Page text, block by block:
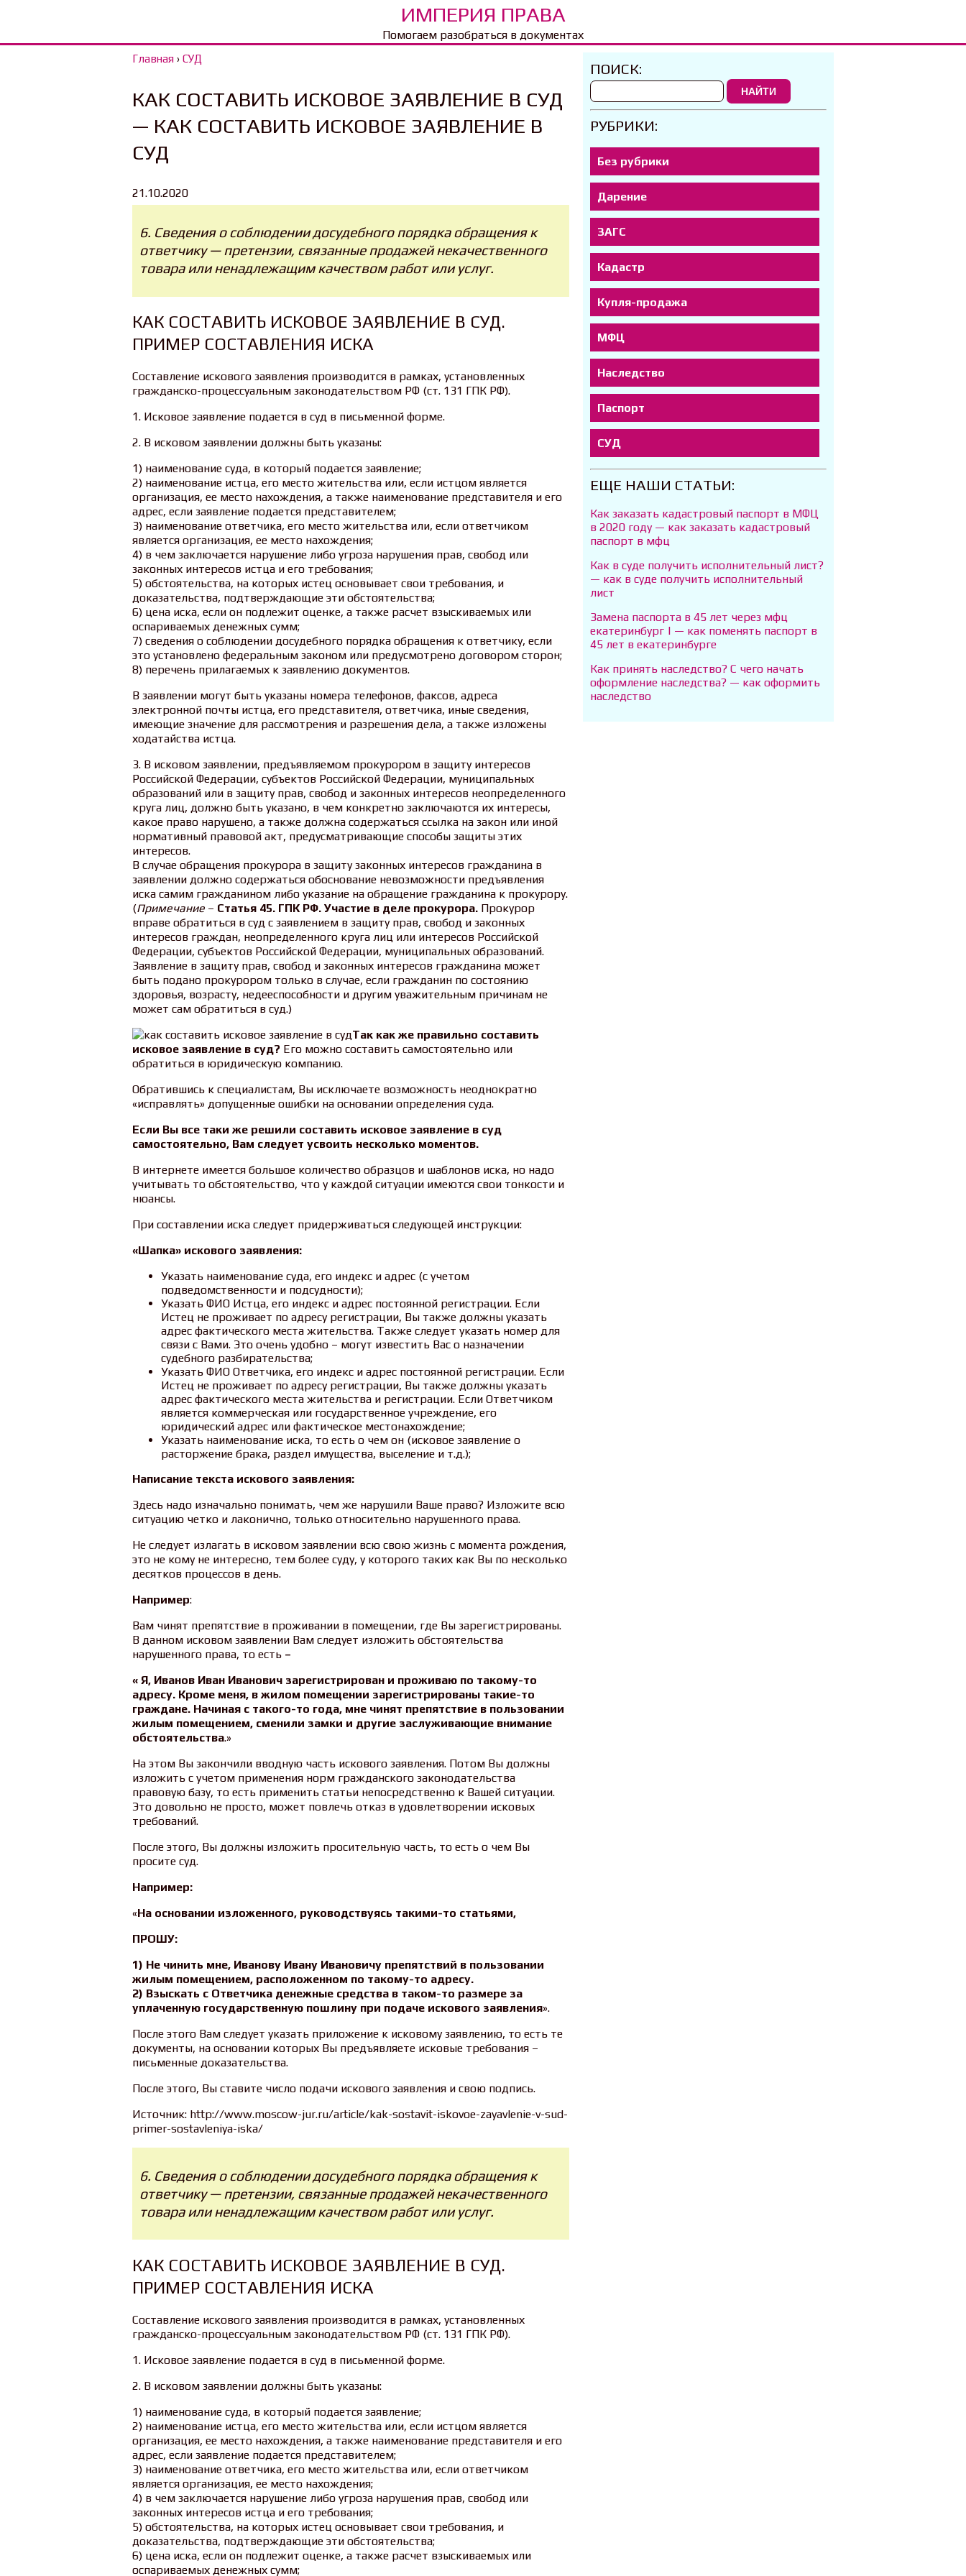
ИМПЕРИЯ ПРАВА
Помогаем разобраться в документах
Главная› СУД
КАК СОСТАВИТЬ ИСКОВОЕ ЗАЯВЛЕНИЕ В СУД
— КАК СОСТАВИТЬ ИСКОВОЕ ЗАЯВЛЕНИЕ В
СУД
21.10.2020
6. Сведения о соблюдении досудебного порядка обращения к
ответчику — претензии, связанные продажей некачественного
товара или ненадлежащим качеством работ или услуг.
КАК СОСТАВИТЬ ИСКОВОЕ ЗАЯВЛЕНИЕ В СУД.
ПРИМЕР СОСТАВЛЕНИЯ ИСКА
Составление искового заявления производится в рамках, установленных
гражданско-процессуальным законодательством РФ (ст. 131 ГПК РФ).
1. Исковое заявление подается в суд в письменной форме.
2. В исковом заявлении должны быть указаны:
1) наименование суда, в который подается заявление;
2) наименование истца, его место жительства или, если истцом является
организация, ее место нахождения, а также наименование представителя и его
адрес, если заявление подается представителем;
3) наименование ответчика, его место жительства или, если ответчиком
является организация, ее место нахождения;
4) в чем заключается нарушение либо угроза нарушения прав, свобод или
законных интересов истца и его требования;
5) обстоятельства, на которых истец основывает свои требования, и
доказательства, подтверждающие эти обстоятельства;
6) цена иска, если он подлежит оценке, а также расчет взыскиваемых или
оспариваемых денежных сумм;
7) сведения о соблюдении досудебного порядка обращения к ответчику, если
это установлено федеральным законом или предусмотрено договором сторон;
8) перечень прилагаемых к заявлению документов.
В заявлении могут быть указаны номера телефонов, факсов, адреса
электронной почты истца, его представителя, ответчика, иные сведения,
имеющие значение для рассмотрения и разрешения дела, а также изложены
ходатайства истца.
3. В исковом заявлении, предъявляемом прокурором в защиту интересов
Российской Федерации, субъектов Российской Федерации, муниципальных
образований или в защиту прав, свобод и законных интересов неопределенного
круга лиц, должно быть указано, в чем конкретно заключаются их интересы,
какое право нарушено, а также должна содержаться ссылка на закон или иной
нормативный правовой акт, предусматривающие способы защиты этих
интересов.
В случае обращения прокурора в защиту законных интересов гражданина в
заявлении должно содержаться обоснование невозможности предъявления
иска самим гражданином либо указание на обращение гражданина к прокурору.
(Примечание– Статья 45. ГПК РФ. Участие в деле прокурора.Прокурор
вправе обратиться в суд с заявлением в защиту прав, свобод и законных
интересов граждан, неопределенного круга лиц или интересов Российской
Федерации, субъектов Российской Федерации, муниципальных образований.
Заявление в защиту прав, свобод и законных интересов гражданина может
быть подано прокурором только в случае, если гражданин по состоянию
здоровья, возрасту, недееспособности и другим уважительным причинам не
может сам обратиться в суд.)
Так как же правильно составить
исковое заявление в суд? Его можно составить самостоятельно или
обратиться в юридическую компанию.
Обратившись к специалистам, Вы исключаете возможность неоднократно
«исправлять» допущенные ошибки на основании определения суда.
Если Вы все таки же решили составить исковое заявление в суд
самостоятельно, Вам следует усвоить несколько моментов.
В интернете имеется большое количество образцов и шаблонов иска, но надо
учитывать то обстоятельство, что у каждой ситуации имеются свои тонкости и
нюансы.
При составлении иска следует придерживаться следующей инструкции:
«Шапка» искового заявления:
Указать наименование суда, его индекс и адрес (с учетом
подведомственности и подсудности);
Указать ФИО Истца, его индекс и адрес постоянной регистрации. Если
Истец не проживает по адресу регистрации, Вы также должны указать
адрес фактического места жительства. Также следует указать номер для
связи с Вами. Это очень удобно – могут известить Вас о назначении
судебного разбирательства;
Указать ФИО Ответчика, его индекс и адрес постоянной регистрации. Если
Истец не проживает по адресу регистрации, Вы также должны указать
адрес фактического места жительства и регистрации. Если Ответчиком
является коммерческая или государственное учреждение, его
юридический адрес или фактическое местонахождение;
Указать наименование иска, то есть о чем он (исковое заявление о
расторжение брака, раздел имущества, выселение и т.д.);
Написание текста искового заявления:
Здесь надо изначально понимать, чем же нарушили Ваше право? Изложите всю
ситуацию четко и лаконично, только относительно нарушенного права.
Не следует излагать в исковом заявлении всю свою жизнь с момента рождения,
это не кому не интересно, тем более суду, у которого таких как Вы по несколько
десятков процессов в день.
Например:
Вам чинят препятствие в проживании в помещении, где Вы зарегистрированы.
В данном исковом заявлении Вам следует изложить обстоятельства
нарушенного права, то есть –
« Я, Иванов Иван Иванович зарегистрирован и проживаю по такому-то
адресу. Кроме меня, в жилом помещении зарегистрированы такие-то
граждане. Начиная с такого-то года, мне чинят препятствие в пользовании
жилым помещением, сменили замки и другие заслуживающие внимание
обстоятельства.»
На этом Вы закончили вводную часть искового заявления. Потом Вы должны
изложить с учетом применения норм гражданского законодательства
правовую базу, то есть применить статьи непосредственно к Вашей ситуации.
Это довольно не просто, может повлечь отказ в удовлетворении исковых
требований.
После этого, Вы должны изложить просительную часть, то есть о чем Вы
просите суд.
Например:
«На основании изложенного, руководствуясь такими-то статьями,
ПРОШУ:
1) Не чинить мне, Иванову Ивану Ивановичу препятствий в пользовании
жилым помещением, расположенном по такому-то адресу.
2) Взыскать с Ответчика денежные средства в таком-то размере за
уплаченную государственную пошлину при подаче искового заявления».
После этого Вам следует указать приложение к исковому заявлению, то есть те
документы, на основании которых Вы предъявляете исковые требования –
письменные доказательства.
После этого, Вы ставите число подачи искового заявления и свою подпись.
Источник: http://www.moscow-jur.ru/article/kak-sostavit-iskovoe-zayavlenie-v-sud-
primer-sostavleniya-iska/
6. Сведения о соблюдении досудебного порядка обращения к
ответчику — претензии, связанные продажей некачественного
товара или ненадлежащим качеством работ или услуг.
КАК СОСТАВИТЬ ИСКОВОЕ ЗАЯВЛЕНИЕ В СУД.
ПРИМЕР СОСТАВЛЕНИЯ ИСКА
Составление искового заявления производится в рамках, установленных
гражданско-процессуальным законодательством РФ (ст. 131 ГПК РФ).
1. Исковое заявление подается в суд в письменной форме.
2. В исковом заявлении должны быть указаны:
1) наименование суда, в который подается заявление;
2) наименование истца, его место жительства или, если истцом является
организация, ее место нахождения, а также наименование представителя и его
адрес, если заявление подается представителем;
3) наименование ответчика, его место жительства или, если ответчиком
является организация, ее место нахождения;
4) в чем заключается нарушение либо угроза нарушения прав, свобод или
законных интересов истца и его требования;
5) обстоятельства, на которых истец основывает свои требования, и
доказательства, подтверждающие эти обстоятельства;
6) цена иска, если он подлежит оценке, а также расчет взыскиваемых или
оспариваемых денежных сумм;
ПОИСК:
НАЙТИ
РУБРИКИ:
Без рубрики
Дарение
ЗАГС
Кадастр
Купля-продажа
МФЦ
Наследство
Паспорт
СУД
ЕЩЕ НАШИ СТАТЬИ:
Как заказать кадастровый паспорт в МФЦ
в 2020 году — как заказать кадастровый
паспорт в мфц
Как в суде получить исполнительный лист?
— как в суде получить исполнительный
лист
Замена паспорта в 45 лет через мфц
екатеринбург | — как поменять паспорт в
45 лет в екатеринбурге
Как принять наследство? С чего начать
оформление наследства? — как оформить
наследство